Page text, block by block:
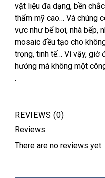
vật liệu đa dạng, bền
thẩm mỹ cao… Và chúng
vực như bể bơi, nhà bếp,
mosaic đều tạo cho
trọng, tinh tế… Vì vậy, giờ
hướng mà không một
.
REVIEWS (0)
Reviews
There are no reviews yet.